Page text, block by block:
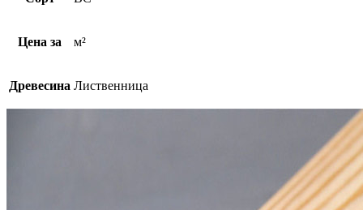
Цена за м²
Древесина Лиственница